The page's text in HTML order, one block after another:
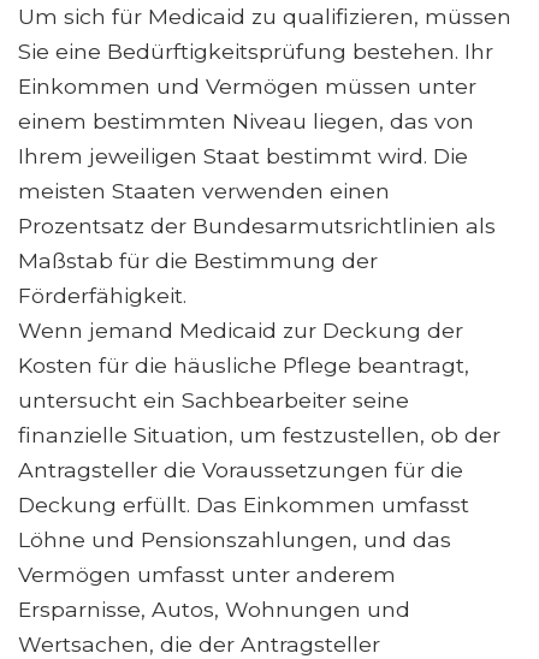
Um sich für Medicaid zu qualifizieren, müssen
Sie eine Bedürftigkeitsprüfung bestehen. Ihr
Einkommen und Vermögen müssen unter
einem bestimmten Niveau liegen, das von
Ihrem jeweiligen Staat bestimmt wird. Die
meisten Staaten verwenden einen
Prozentsatz der Bundesarmutsrichtlinien als
Maßstab für die Bestimmung der
Förderfähigkeit.
Wenn jemand Medicaid zur Deckung der
Kosten für die häusliche Pflege beantragt,
untersucht ein Sachbearbeiter seine
finanzielle Situation, um festzustellen, ob der
Antragsteller die Voraussetzungen für die
Deckung erfüllt. Das Einkommen umfasst
Löhne und Pensionszahlungen, und das
Vermögen umfasst unter anderem
Ersparnisse, Autos, Wohnungen und
Wertsachen, die der Antragsteller